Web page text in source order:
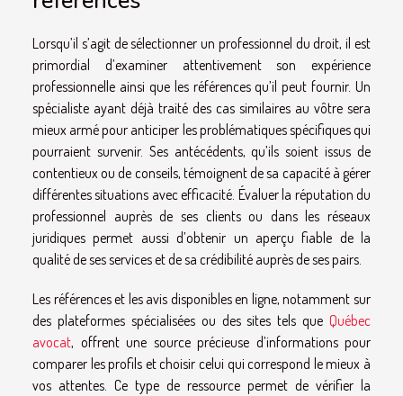
Lorsqu’il s’agit de sélectionner un professionnel du droit, il est
primordial d’examiner attentivement son expérience
professionnelle ainsi que les références qu’il peut fournir. Un
spécialiste ayant déjà traité des cas similaires au vôtre sera
mieux armé pour anticiper les problématiques spécifiques qui
pourraient survenir. Ses antécédents, qu’ils soient issus de
contentieux ou de conseils, témoignent de sa capacité à gérer
différentes situations avec efficacité. Évaluer la réputation du
professionnel auprès de ses clients ou dans les réseaux
juridiques permet aussi d’obtenir un aperçu fiable de la
qualité de ses services et de sa crédibilité auprès de ses pairs.
Les références et les avis disponibles en ligne, notamment sur
des plateformes spécialisées ou des sites tels que Québec
avocat, offrent une source précieuse d’informations pour
comparer les profils et choisir celui qui correspond le mieux à
vos attentes. Ce type de ressource permet de vérifier la